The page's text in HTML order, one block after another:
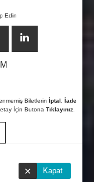
BILETI
Kapat
×
Edin
Biletlerin İptal ,
İade
İçin Butona Tıklayınız.